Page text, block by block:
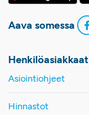
Aava somessa
Henkilöasiakkaat
Asiointiohjeet
Hinnastot